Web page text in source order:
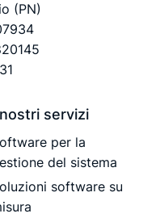
(PN)
servizi
per la
del sistema
software su